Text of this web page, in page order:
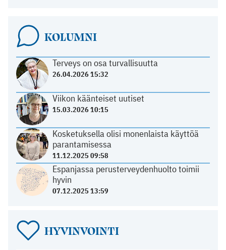
KOLUMNI
Terveys on osa turvallisuutta
26.04.2026 15:32
Viikon käänteiset uutiset
15.03.2026 10:15
Kosketuksella olisi monenlaista käyttöä
parantamisessa
11.12.2025 09:58
Espanjassa perusterveydenhuolto toimii
hyvin
07.12.2025 13:59
HYVINVOINTI